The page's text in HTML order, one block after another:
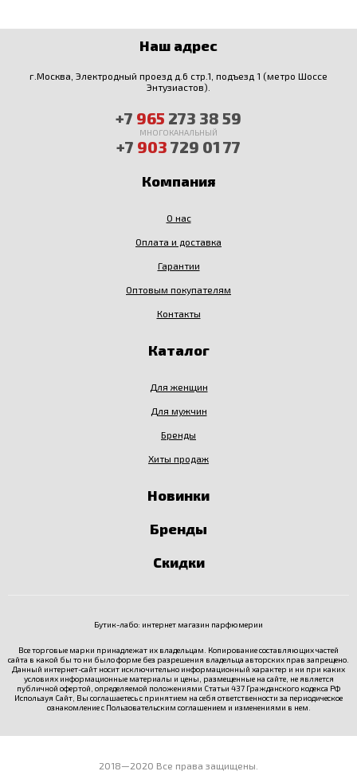
Наш адрес
г.Москва, Электродный проезд д.6 стр.1, подъезд 1 (метро Шоссе
Энтузиастов).
+7 965 273 38 59
МНОГОКАНАЛЬНЫЙ
+7 903 729 01 77
Компания
О нас
Оплата и доставка
Гарантии
Оптовым покупателям
Контакты
Каталог
Для женщин
Для мужчин
Бренды
Хиты продаж
Новинки
Бренды
Скидки
Бутик-лабо: интернет магазин парфюмерии
Все торговые марки принадлежат их владельцам. Копирование составляющих частей
сайта в какой бы то ни было форме без разрешения владельца авторских прав запрещено.
Данный интернет-сайт носит исключительно информационный характер и ни при каких
условиях информационные материалы и цены, размещенные на сайте, не является
публичной офертой, определяемой положениями Статьи 437 Гражданского кодекса РФ
Используя Сайт, Вы соглашаетесь с принятием на себя ответственности за периодическое
ознакомление с Пользовательским соглашением и изменениями в нем.
2018—2020 Все права защищены.